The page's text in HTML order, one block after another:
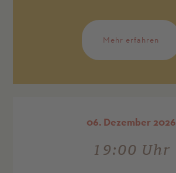
Mehr erfahren
06. Dezember 2026
19:00 Uhr